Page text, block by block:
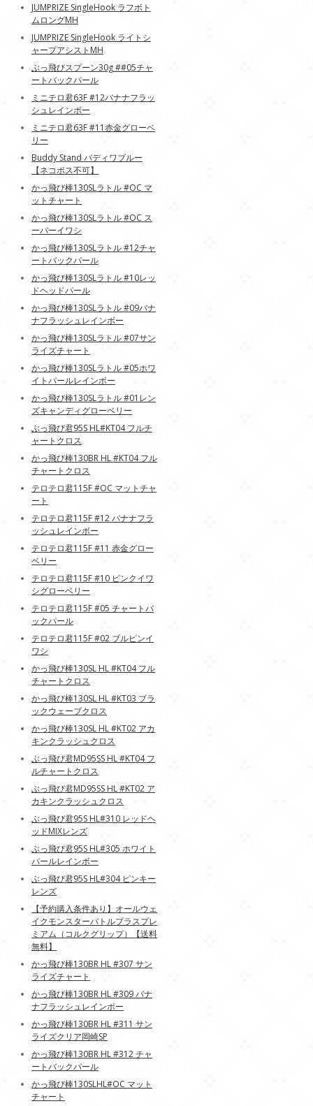
JUMPRIZE SingleHook ラフボト
ムロングMH
JUMPRIZE SingleHook ライトシ
ャープアシストMH
ぶっ飛びスプーン30g ##05チャ
ートバックパール
ミニテロ君63F #12バナナフラッ
シュレインボー
ミニテロ君63F #11赤金グローベ
リー
Buddy Stand バディワブルー
【ネコポス不可】
かっ飛び棒130SLラトル #OC マ
ットチャート
かっ飛び棒130SLラトル #OC ス
ーパーイワシ
かっ飛び棒130SLラトル #12チャ
ートバックパール
かっ飛び棒130SLラトル #10レッ
ドヘッドパール
かっ飛び棒130SLラトル #09バナ
ナフラッシュレインボー
かっ飛び棒130SLラトル #07サン
ライズチャート
かっ飛び棒130SLラトル #05ホワ
イトパールレインボー
かっ飛び棒130SLラトル #01レン
ズキャンディグローベリー
ぶっ飛び君95S HL#KT04 フルチ
ャートクロス
かっ飛び棒130BR HL #KT04 フル
チャートクロス
テロテロ君115F #OC マットチャ
ート
テロテロ君115F #12 バナナフラ
ッシュレインボー
テロテロ君115F #11 赤金グロー
ベリー
テロテロ君115F #10 ピンクイワ
シグローベリー
テロテロ君115F #05 チャートバ
ックパール
テロテロ君115F #02 ブルピンイ
ワシ
かっ飛び棒130SL HL #KT04 フル
チャートクロス
かっ飛び棒130SL HL #KT03 ブラ
ックウェーブクロス
かっ飛び棒130SL HL #KT02 アカ
キンクラッシュクロス
ぶっ飛び君MD95SS HL #KT04 フ
ルチャートクロス
ぶっ飛び君MD95SS HL #KT02 ア
カキンクラッシュクロス
ぶっ飛び君95S HL#310 レッドヘ
ッドMIXレンズ
ぶっ飛び君95S HL#305 ホワイト
パールレインボー
ぶっ飛び君95S HL#304 ピンキー
レンズ
【予約購入条件あり】オールウェ
イクモンスターバトルプラスプレ
ミアム（コルクグリップ）【送料
無料】
かっ飛び棒130BR HL #307 サン
ライズチャート
かっ飛び棒130BR HL #309 バナ
ナフラッシュレインボー
かっ飛び棒130BR HL #311 サン
ライズクリア岡崎SP
かっ飛び棒130BR HL #312 チャ
ートバックパール
かっ飛び棒130SLHL#OC マット
チャート